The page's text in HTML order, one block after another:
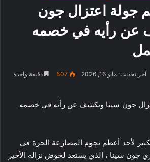
جولة اعتزال جون
عن رأيه في خصمه
آخر تحديث: مايو 16, 2026 507 دقيقة واحدة
جون سينا ويكشف عن رأيه في خصمه
لأحد أعظم نجوم المصارعة الحرة في
جون سينا ، الذي يستعد لخوض نزاله الأخير